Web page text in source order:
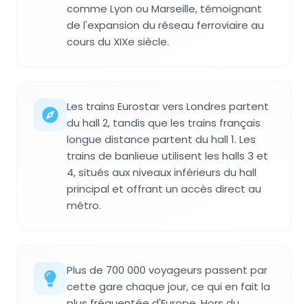
comme Lyon ou Marseille, témoignant
de l'expansion du réseau ferroviaire au
cours du XIXe siècle.
Les trains Eurostar vers Londres partent
du hall 2, tandis que les trains français
longue distance partent du hall 1. Les
trains de banlieue utilisent les halls 3 et
4, situés aux niveaux inférieurs du hall
principal et offrant un accès direct au
métro.
Plus de 700 000 voyageurs passent par
cette gare chaque jour, ce qui en fait la